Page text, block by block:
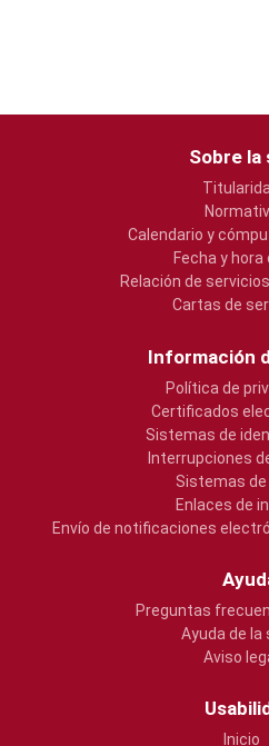
Sobre la
Calendario y
Fecha y hora
Relación de
Cartas de
Información
Política de
Certificados
Sistemas de
Interrupciones
Sistemas
Enlaces de
Envío de notificaciones
Preguntas
Ayuda de la
Aviso
Inicio